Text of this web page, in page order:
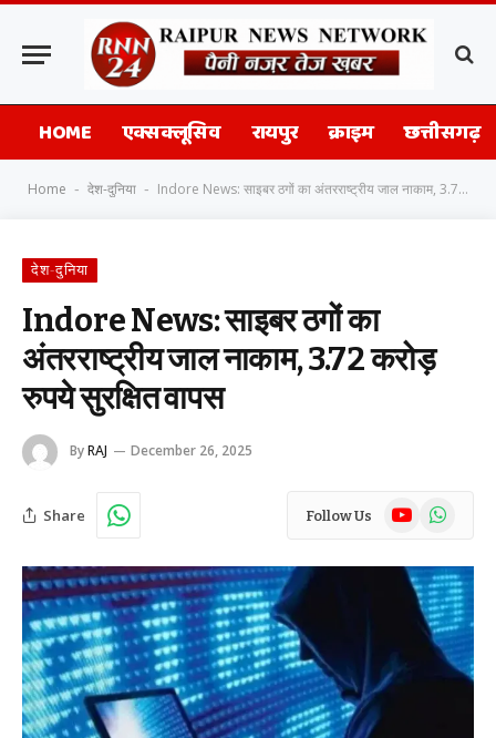
HOME एक्सक्लूसिव रायपुर क्राइम छत्तीसगढ़
Home - देश-दुनिया - Indore News: साइबर ठगों का अंतरराष्ट्रीय जाल नाकाम, 3.72 करोड़ रुपये सुरक्षित वापस
देश-दुनिया
Indore News: साइबर ठगों का
अंतरराष्ट्रीय जाल नाकाम, 3.72 करोड़
रुपये सुरक्षित वापस
ByRAJ December 26, 2025
Share Follow Us YouTubeWhatsApp